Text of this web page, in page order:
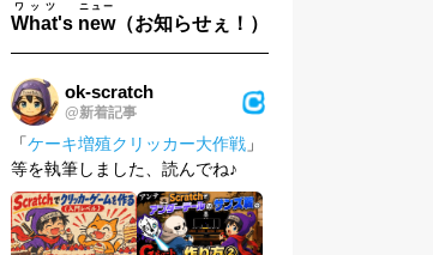
What
ワッツ
's new
ニュー
（お知らせぇ！）
ok-scratch
@新着記事
「ケーキ増殖クリッカー大作戦 」
等を執筆しました、読んでね♪